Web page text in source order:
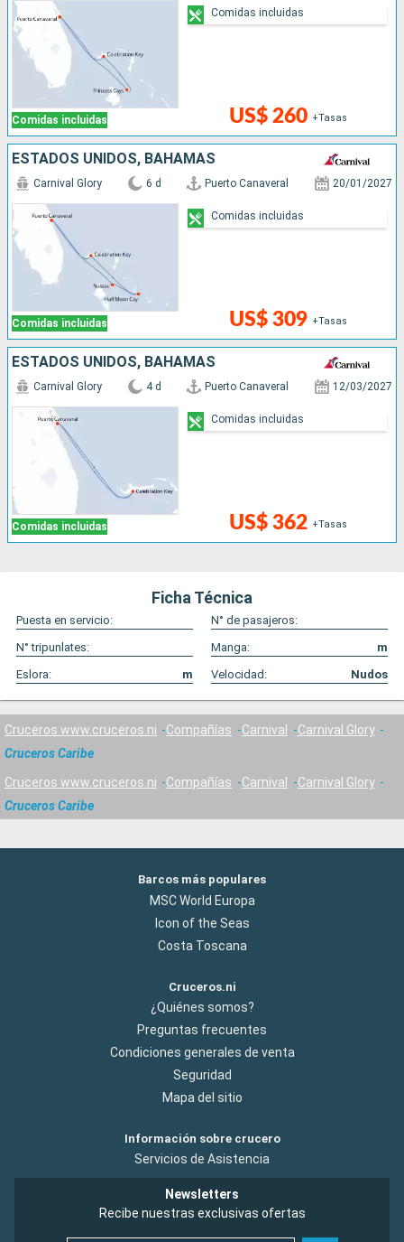
Comidas incluidas US$ 260 +Tasas
Comidas incluidas
ESTADOS UNIDOS, BAHAMAS
Comidas incluidas
Carnival Glory 6 d Puerto Canaveral 20/01/2027
US$ 309 +Tasas
Comidas incluidas
ESTADOS UNIDOS, BAHAMAS
Comidas incluidas
Carnival Glory 4 d Puerto Canaveral 12/03/2027
US$ 362 +Tasas
Comidas incluidas
Ficha Técnica
Puesta en servicio:
N° de pasajeros:
N° tripunlates:
Manga:
m
Eslora:
m Velocidad: Nudos
Cruceros www.cruceros.ni Compañías Carnival
Carnival Glory
Cruceros Caribe
Cruceros www.cruceros.ni Compañías Carnival
Carnival Glory
Cruceros Caribe
Barcos más populares
MSC World Europa
Icon of the Seas
Costa Toscana
Cruceros.ni
¿Quiénes somos?
Preguntas frecuentes
Condiciones generales de venta
Seguridad
Mapa del sitio
Información sobre crucero
Servicios de Asistencia
Newsletters
Recibe nuestras exclusivas ofertas